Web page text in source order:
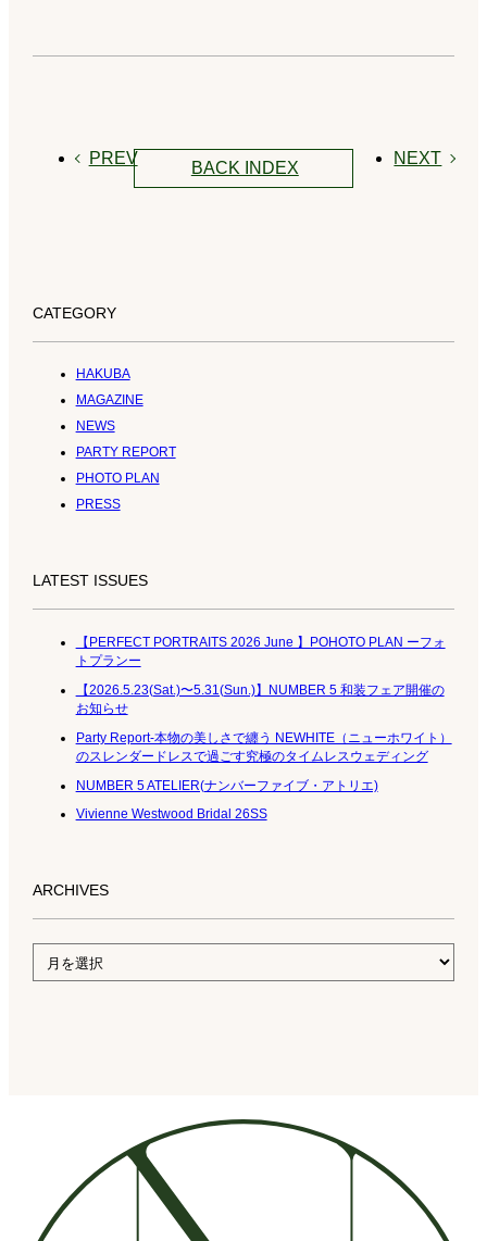
PREV NEXT
BACK INDEX
CATEGORY
HAKUBA
MAGAZINE
NEWS
PARTY REPORT
PHOTO PLAN
PRESS
LATEST ISSUES
【PERFECT PORTRAITS 2026 June 】POHOTO PLAN ーフォ
トプランー
【2026.5.23(Sat.)〜5.31(Sun.)】NUMBER 5 和装フェア開催の
お知らせ
Party Report-本物の美しさで纏う NEWHITE（ニューホワイト）
のスレンダードレスで過ごす究極のタイムレスウェディング
NUMBER 5 ATELIER(ナンバーファイブ・アトリエ)
Vivienne Westwood Bridal 26SS
ARCHIVES